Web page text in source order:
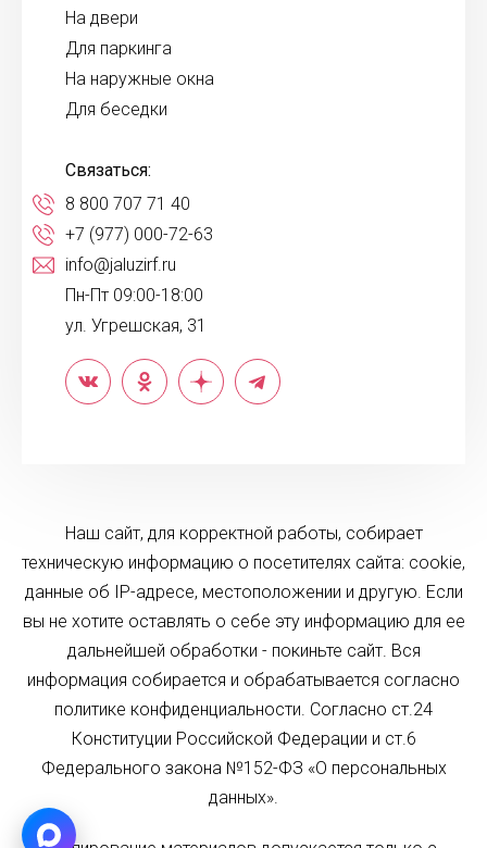
На двери
Для паркинга
На наружные окна
Для беседки
Связаться:
8 800 707 71 40
+7 (977) 000-72-63
info@jaluzirf.ru
Пн-Пт 09:00-18:00
ул. Угрешская, 31
Наш сайт, для корректной работы, собирает
техническую информацию о посетителях сайта: cookie,
данные об IP-адресе, местоположении и другую. Если
вы не хотите оставлять о себе эту информацию для ее
дальнейшей обработки - покиньте сайт. Вся
информация собирается и обрабатывается согласно
политике конфиденциальности. Согласно ст.24
Конституции Российской Федерации и ст.6
Федерального закона №152-ФЗ «О персональных
данных».